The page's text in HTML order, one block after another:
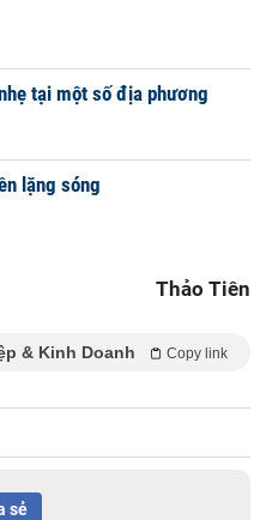
tại một số địa phương
lặng sóng
Thảo Tiên
& Kinh Doanh Copy link
sẻ